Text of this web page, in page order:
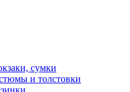
сумки
и толстовки